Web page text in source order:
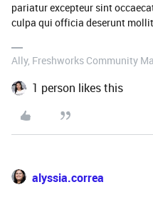
pariatur excepteur sint
culpa qui officia deserunt
Ally, Freshworks Community
1 person likes this
alyssia.correa